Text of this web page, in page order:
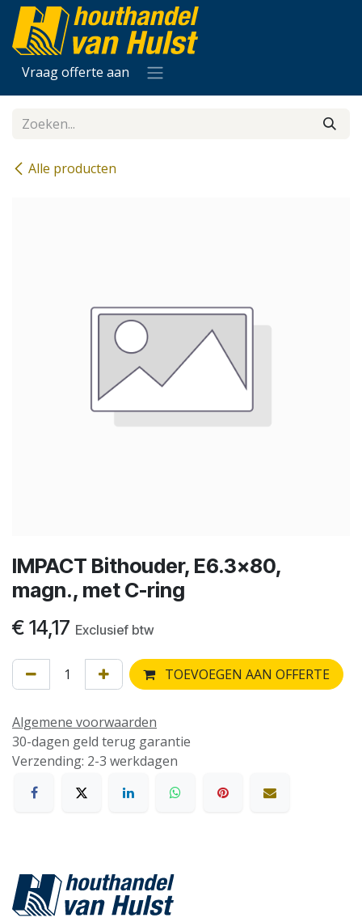
Overslaan naar inhoud
Vraag offerte aan
Alle producten
IMPACT Bithouder, E6.3x80,
magn., met C-ring
€ 14,17 Exclusief btw
TOEVOEGEN AAN OFFERTE
Algemene voorwaarden
30-dagen geld terug garantie
Verzending: 2-3 werkdagen